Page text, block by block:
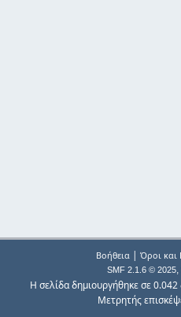
Βοήθεια| Όροι και
SMF 2.1.6 © 2025,
Η σελίδα δημιουργήθηκε σε
Μετρητής